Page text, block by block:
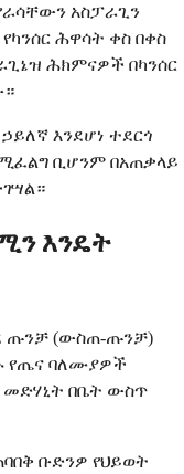
አስፓራጊን
ሕዋሳት ቀስ በቀስ
ሕክምናዎች በካንሰር
እንደሆነ ተደርጎ
ቢሆንም በአጠቃላይ
እንዴት
ጡንቻ (ውስጠ-ጡንቻ)
የጤና ባለሙያዎች
መድሃኒት በቤት ውስጥ
ቡድንዎ የህይወት